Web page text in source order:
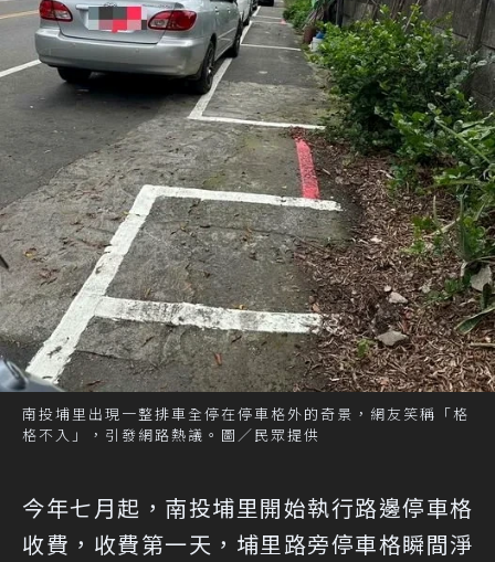
南投埔里出現一整排車全停在停車格外的奇景，網友笑稱「格
格不入」，引發網路熱議。圖／民眾提供
今年七月起，南投埔里開始執行路邊停車格
收費，收費第一天，埔里路旁停車格瞬間淨